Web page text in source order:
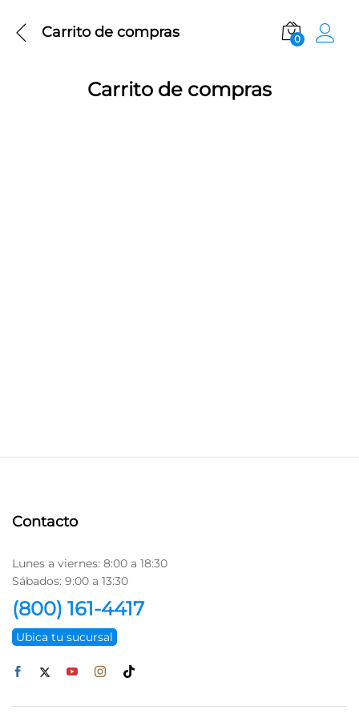
Carrito de compras 0
Carrito de compras
Contacto
Lunes a viernes: 8:00 a 18:30
Sábados: 9:00 a 13:30
(800) 161-4417
Ubica tu sucursal